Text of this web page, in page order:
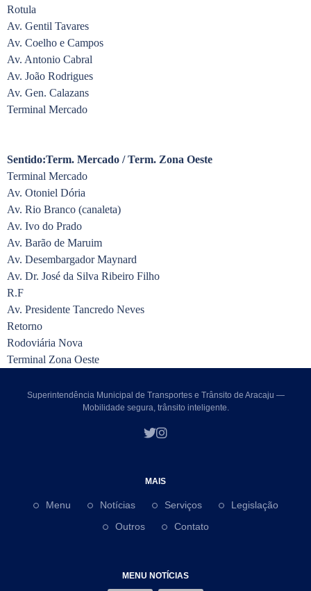
Rotula
Av. Gentil Tavares
Av. Coelho e Campos
Av. Antonio Cabral
Av. João Rodrigues
Av. Gen. Calazans
Terminal Mercado
Sentido:Term. Mercado / Term. Zona Oeste
Terminal Mercado
Av. Otoniel Dória
Av. Rio Branco (canaleta)
Av. Ivo do Prado
Av. Barão de Maruim
Av. Desembargador Maynard
Av. Dr. José da Silva Ribeiro Filho
R.F
Av. Presidente Tancredo Neves
Retorno
Rodoviária Nova
Terminal Zona Oeste
Superintendência Municipal de Transportes e Trânsito de Aracaju —
Mobilidade segura, trânsito inteligente.
MAIS
Menu Notícias Serviços
Legislação
Outros
Contato
MENU NOTÍCIAS